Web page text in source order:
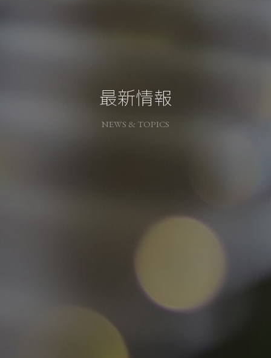
最新情報
NEWS & TOPICS